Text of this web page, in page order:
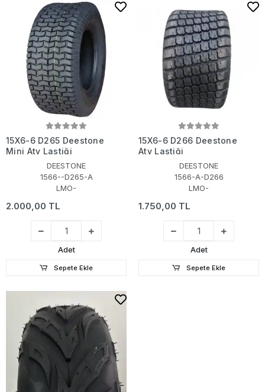
15X6-6 D265 Deestone
Mini Atv Lastiği
DEESTONE
1566--D265-A
LMO-
2.000,00 TL
Adet
Sepete Ekle
15X6-6 D266 Deestone
Atv Lastiği
DEESTONE
1566-A-D266
LMO-
1.750,00 TL
Adet
Sepete Ekle